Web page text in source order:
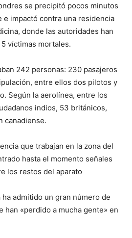
se precipitó pocos minutos
e impactó contra una residencia
donde las autoridades han
víctimas mortales.
242 personas: 230 pasajeros
entre ellos dos pilotos y
Según la aerolínea, entre los
indios, 53 británicos,
canadiense.
que trabajan en la zona del
hasta el momento señales
los restos del aparato
ha admitido un gran número de
han «perdido a mucha gente» en